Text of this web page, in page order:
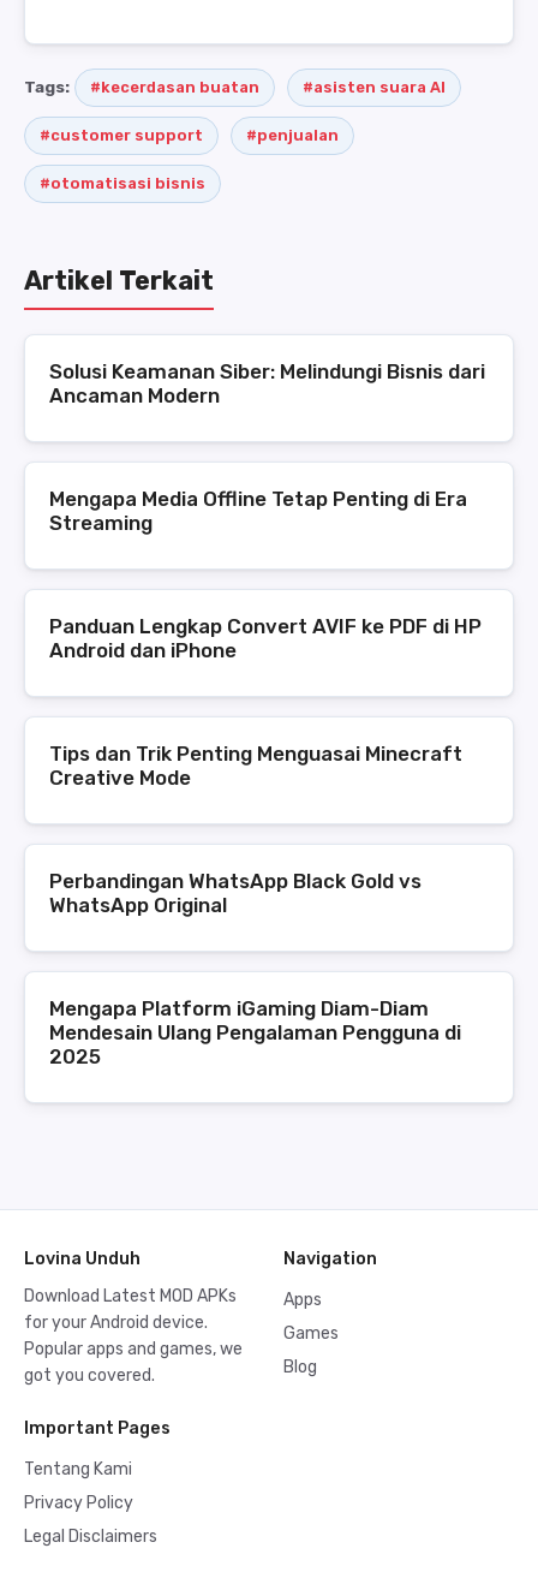
Tags: #kecerdasan buatan #asisten suara AI
#customer support #penjualan
#otomatisasi bisnis
Artikel Terkait
Solusi Keamanan Siber: Melindungi Bisnis dari
Ancaman Modern
Mengapa Media Offline Tetap Penting di Era
Streaming
Panduan Lengkap Convert AVIF ke PDF di HP
Android dan iPhone
Tips dan Trik Penting Menguasai Minecraft
Creative Mode
Perbandingan WhatsApp Black Gold vs
WhatsApp Original
Mengapa Platform iGaming Diam-Diam
Mendesain Ulang Pengalaman Pengguna di
2025
Lovina Unduh
Download Latest MOD APKs
for your Android device.
Popular apps and games, we
got you covered.
Navigation
Apps
Games
Blog
Important Pages
Tentang Kami
Privacy Policy
Legal Disclaimers